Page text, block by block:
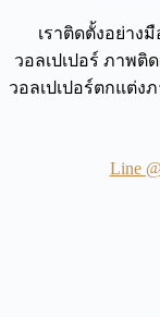
เราติดตั้งอย่าง
วอลเปเปอร์ ภาพติ
วอลเปเปอร์ตกแต่ง
Line